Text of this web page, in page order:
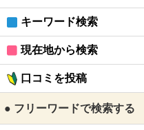
キーワード検索
現在地から検索
口コミを投稿
● フリーワードで検索する